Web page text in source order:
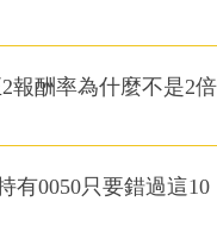
報酬率為什麼不是2倍
有0050只要錯過這10